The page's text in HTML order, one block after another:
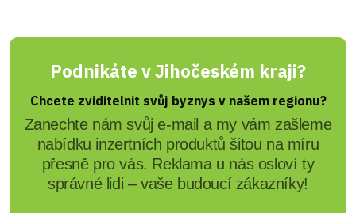
Podnikáte v Jihočeském kraji?
Chcete zviditelnit svůj byznys v našem regionu?
Zanechte nám svůj e-mail a my vám zašleme
nabídku inzertních produktů šitou na míru
přesně pro vás. Reklama u nás osloví ty
správné lidi – vaše budoucí zákazníky!